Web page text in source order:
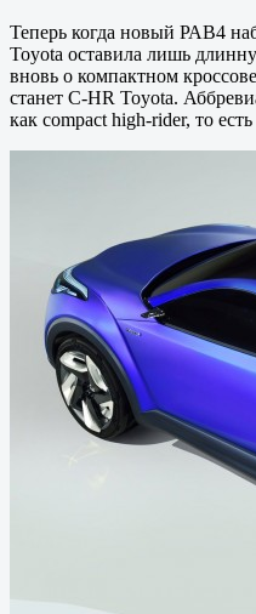
Теперь когда новый РАВ4
Toyota оставила лишь
вновь о компактном
станет C-HR Toyota.
как compact high-rider, то